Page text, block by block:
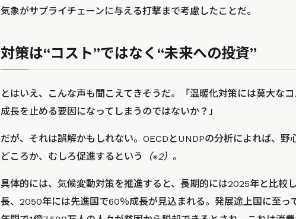
気象がサプライチェーンに与える打撃まで考慮したことだ。
対策は“コスト”ではなく“未来への投資”
とはいえ、こんな声も聞こえてきそうだ。「温暖化対策には莫大な
成長を止める要因になってしまうのではないか？」
だが、それは誤解かもしれない。OECDとUNDPの分析によれば、
どころか、むしろ促進するという
（※2） 。
具体的には、気候変動対策を推進すると、長期的には2025年と比較
長、2050年には先進国で60％成長が見込まれる。発展途上国に至っ